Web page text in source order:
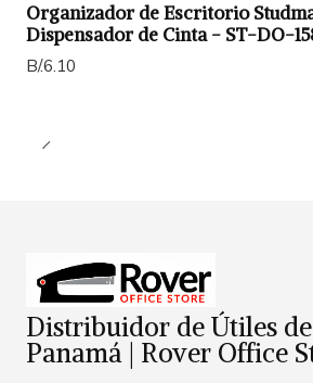
Organizador de Escritorio
Dispensador de Cinta - ST-DO-
B/.6.10
Distribuidor de Útiles
Panamá | Rover Office